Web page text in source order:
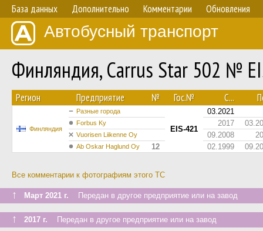
База данных Дополнительно Комментарии Обновления
Автобусный транспорт
Финляндия, Carrus Star 502 №
Регион Предприятие № Гос.№ С...
Финляндия
Разные города
EIS-421
03.2021
Forbus Ky 2017
Vuorisen Liikenne Oy 09.2008
Ab Oskar Haglund Oy 12 02.1999
Все комментарии к фотографиям этого ТС
↑ Март 2021 г. Передан в другое предприятие или на завод
↑ 2017 г. Передан в другое предприятие или на завод